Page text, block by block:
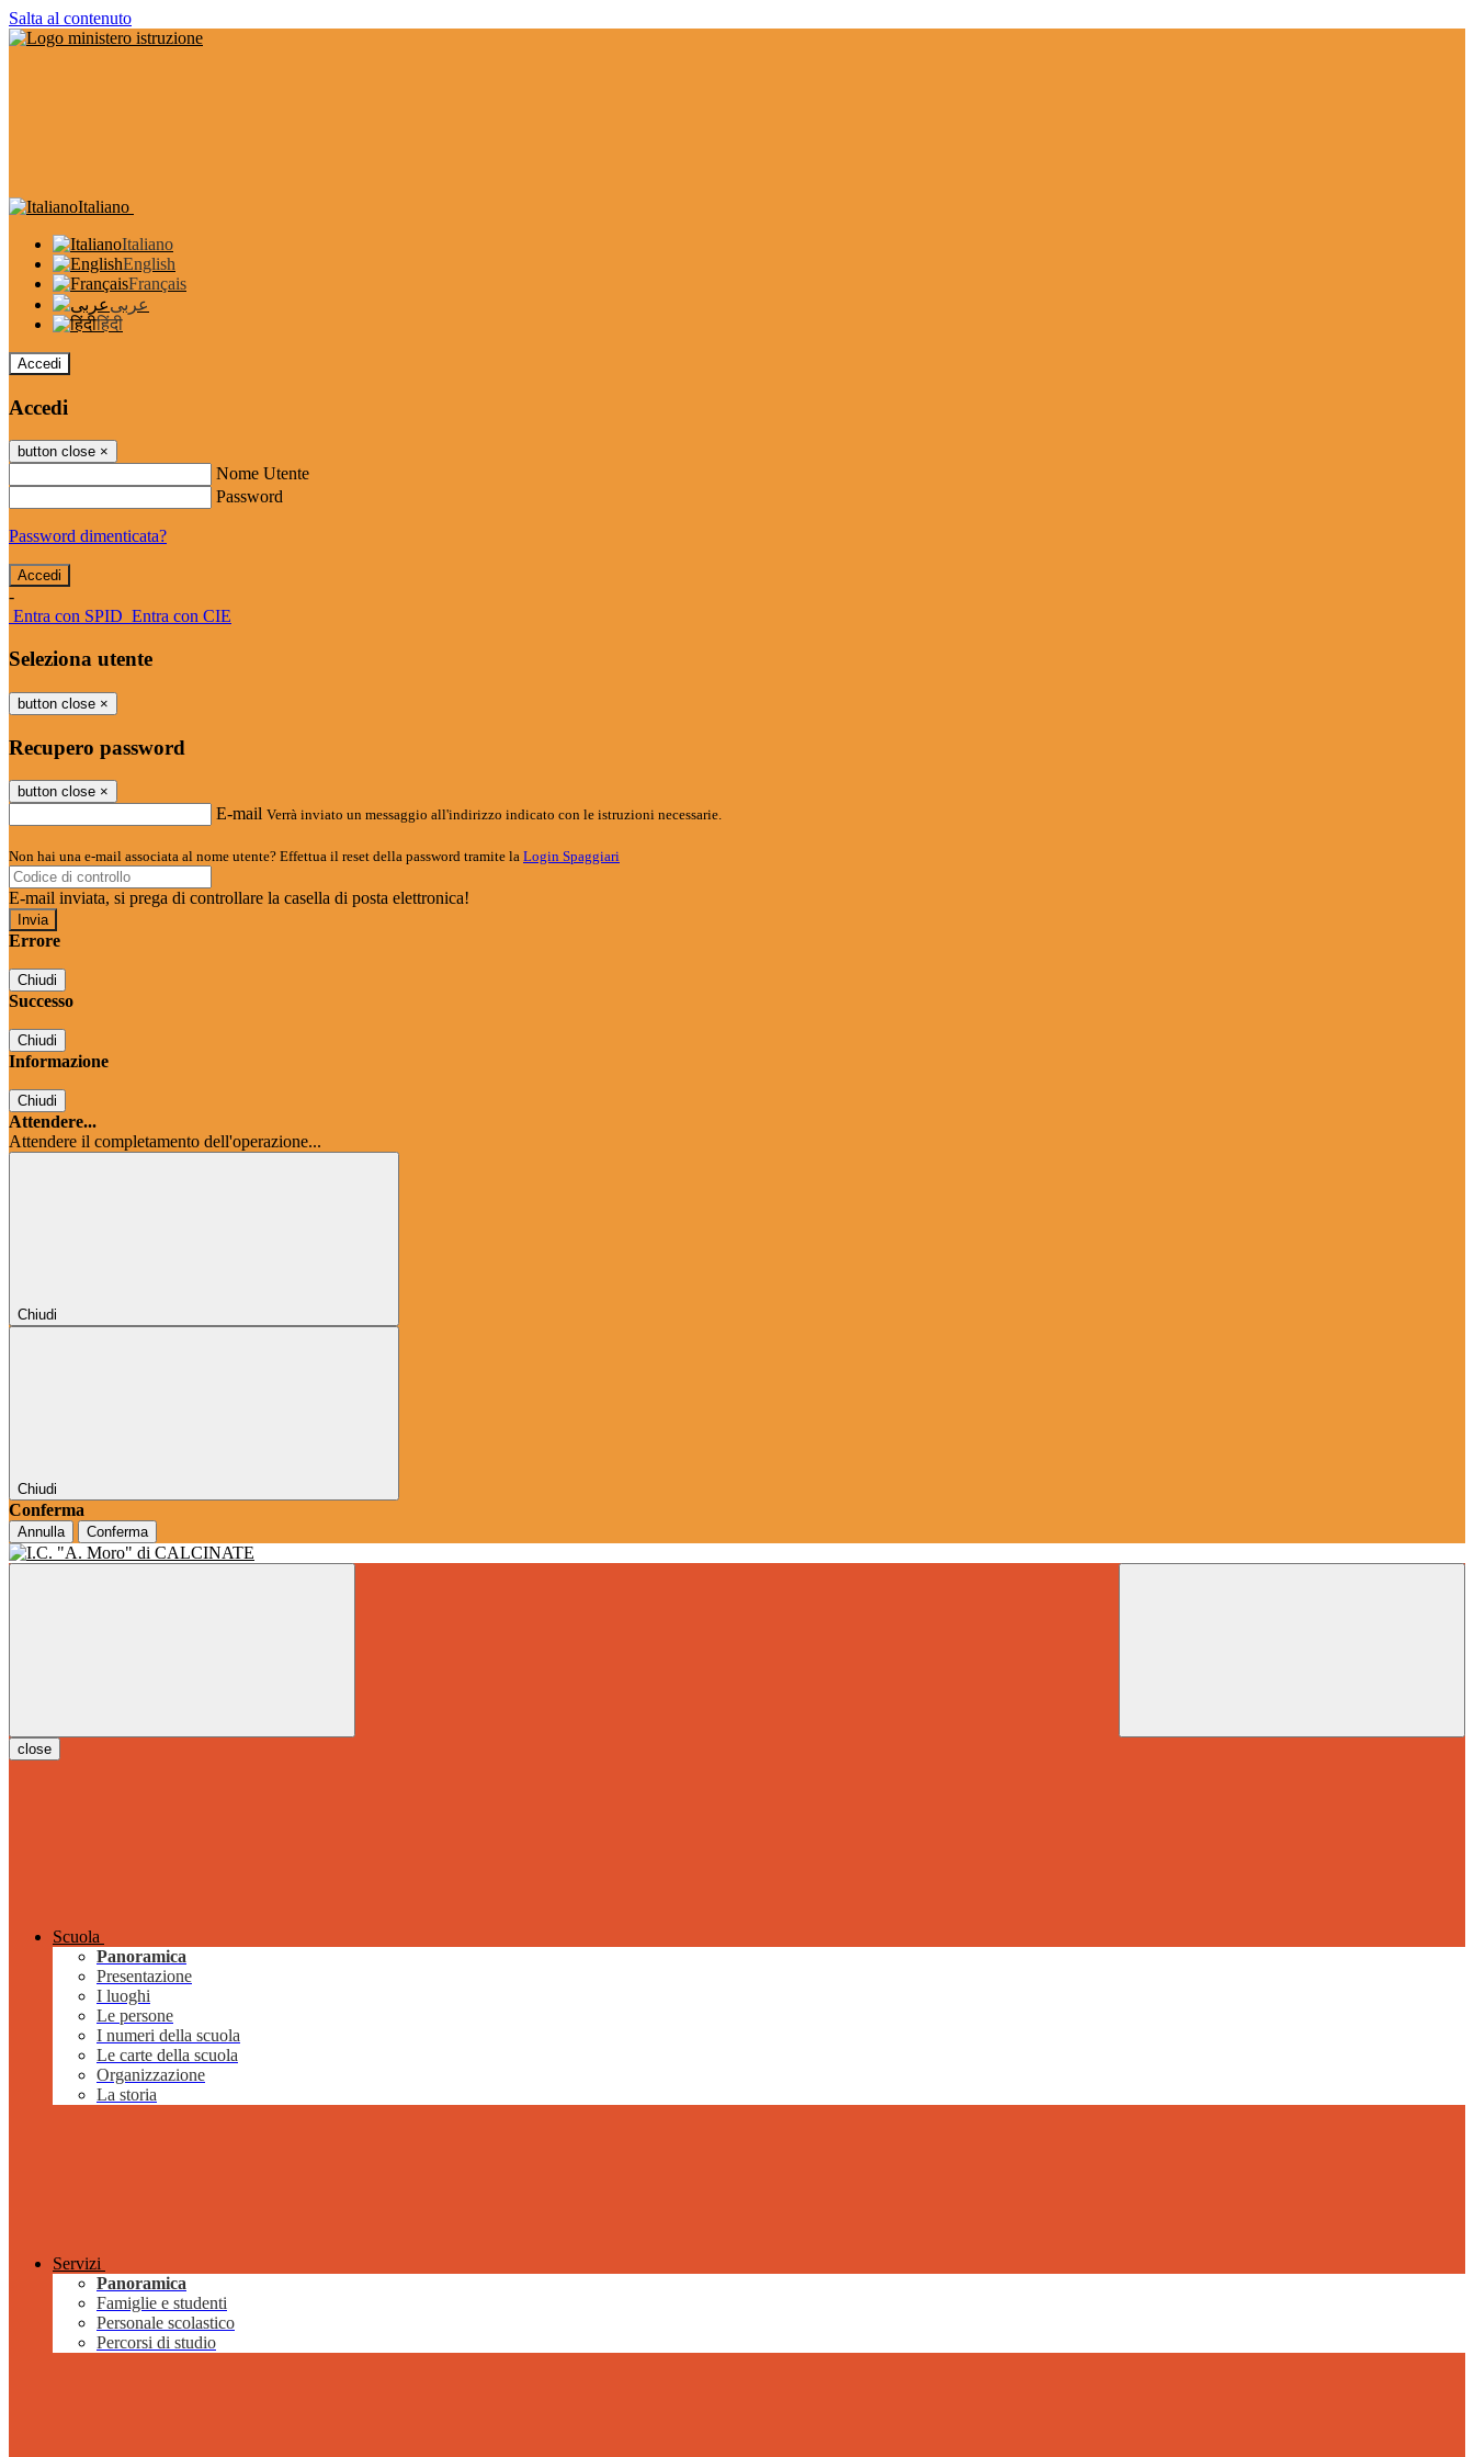
Salta al contenuto
Italiano
Italiano
English
Français
عربى
हिंदी
Accedi
Accedi
button close ×
Nome Utente
Password
Password dimenticata?
-
Entra con SPID Entra con CIE
Seleziona utente
button close ×
Recupero password
button close ×
E-mail Verrà inviato un messaggio all'indirizzo indicato con le istruzioni necessarie.
Non hai una e-mail associata al nome utente? Effettua il reset della password tramite la Login Spaggiari
E-mail inviata, si prega di controllare la casella di posta elettronica!
Errore
Chiudi
Successo
Chiudi
Informazione
Chiudi
Attendere...
Attendere il completamento dell'operazione...
Chiudi
Chiudi
Conferma
Annulla Conferma
close
Scuola
Panoramica
Presentazione
I luoghi
Le persone
I numeri della scuola
Le carte della scuola
Organizzazione
La storia
Servizi
Panoramica
Famiglie e studenti
Personale scolastico
Percorsi di studio